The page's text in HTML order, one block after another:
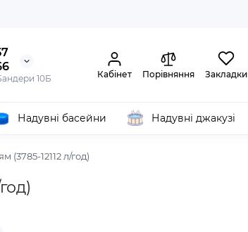
10Б Кабінет Порівняння Закладки
Надувні басейни Надувні джакузі
(3785-12112 л/год)